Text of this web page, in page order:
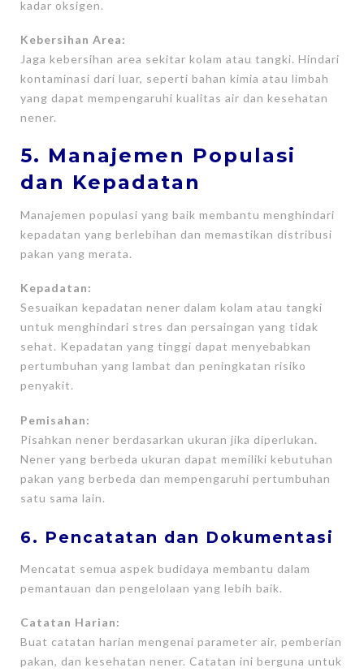
kadar oksigen.
Kebersihan Area:
Jaga kebersihan area sekitar kolam atau tangki. Hindari
kontaminasi dari luar, seperti bahan kimia atau limbah
yang dapat mempengaruhi kualitas air dan kesehatan
nener.
5. Manajemen Populasi
dan Kepadatan
Manajemen populasi yang baik membantu menghindari
kepadatan yang berlebihan dan memastikan distribusi
pakan yang merata.
Kepadatan:
Sesuaikan kepadatan nener dalam kolam atau tangki
untuk menghindari stres dan persaingan yang tidak
sehat. Kepadatan yang tinggi dapat menyebabkan
pertumbuhan yang lambat dan peningkatan risiko
penyakit.
Pemisahan:
Pisahkan nener berdasarkan ukuran jika diperlukan.
Nener yang berbeda ukuran dapat memiliki kebutuhan
pakan yang berbeda dan mempengaruhi pertumbuhan
satu sama lain.
6. Pencatatan dan Dokumentasi
Mencatat semua aspek budidaya membantu dalam
pemantauan dan pengelolaan yang lebih baik.
Catatan Harian:
Buat catatan harian mengenai parameter air, pemberian
pakan, dan kesehatan nener. Catatan ini berguna untuk